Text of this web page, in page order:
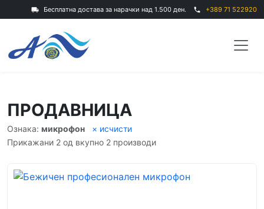
local_shipping Бесплатна достава за нарачки над 1.500 ден. phone +389 71 522920
ПРОДАВНИЦА
Ознака: микрофон
× исчисти
Прикажани 2 од вкупно 2 производи